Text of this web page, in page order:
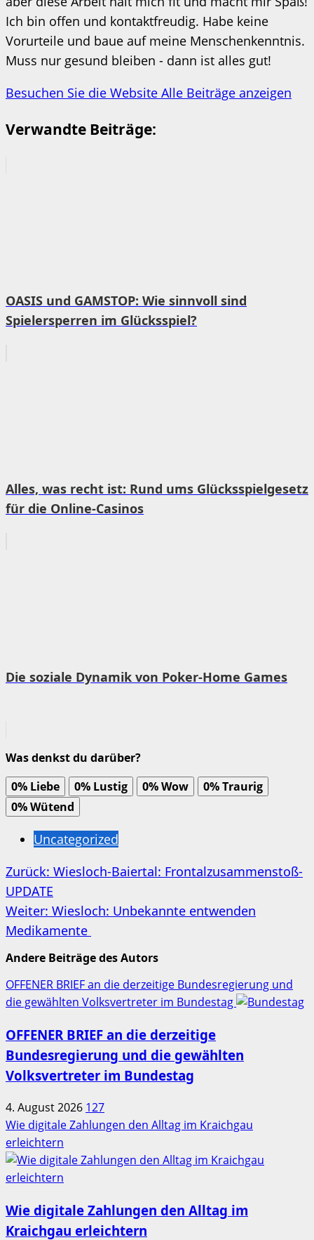
Ich bin offen und kontaktfreudig. Habe keine
Vorurteile und baue auf meine Menschenkenntnis.
Muss nur gesund bleiben - dann ist alles gut!
Besuchen Sie die Website Alle Beiträge anzeigen
Verwandte Beiträge:
OASIS und GAMSTOP: Wie sinnvoll sind
Spielersperren im Glücksspiel?
Alles, was recht ist: Rund ums Glücksspielgesetz
für die Online-Casinos
Die soziale Dynamik von Poker-Home Games
Was denkst du darüber?
0% Liebe 0% Lustig 0%Wow 0%Traurig
0%Wütend
Uncategorized
Beitragsnavigation
Zurück: Wiesloch-Baiertal: Frontalzusammenstoß-
UPDATE
Weiter: Wiesloch: Unbekannte entwenden
Medikamente
Andere Beiträge des Autors
OFFENER BRIEF an die derzeitige Bundesregierung und
die gewählten Volksvertreter im Bundestag
OFFENER BRIEF an die derzeitige
Bundesregierung und die gewählten
Volksvertreter im Bundestag
4. August 2026 127
Wie digitale Zahlungen den Alltag im Kraichgau
erleichtern
Wie digitale Zahlungen den Alltag im
Kraichgau erleichtern